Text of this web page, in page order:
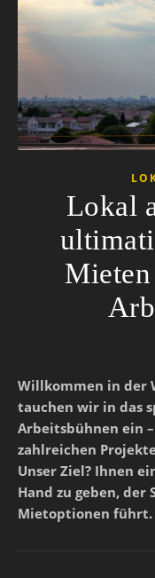
Lokal
Willkommen in der
tauchen wir in das
Arbeitsbühnen ein
zahlreichen
Unser Ziel? Ihnen
Hand zu geben, der
Mietoptionen führt.